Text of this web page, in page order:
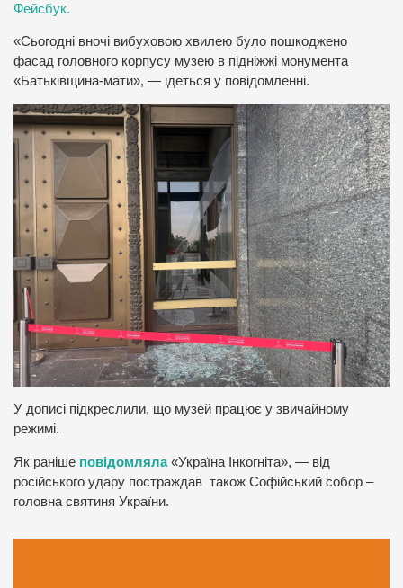
Фейсбук.
«Сьогодні вночі вибуховою хвилею було пошкоджено
фасад головного корпусу музею в підніжжі монумента
«Батьківщина-мати», — ідеться у повідомленні.
У дописі підкреслили, що музей працює у звичайному
режимі.
Як раніше повідомляла«Україна Інкогніта», — від
російського удару постраждав також Софійський собор –
головна святиня України.